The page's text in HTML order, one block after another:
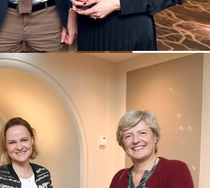
Hotel Mandarin Oriental München) / CeU-Herbsttalk / Club
in das Hotel Mandarin Oriental / München / 15. November 2021 /